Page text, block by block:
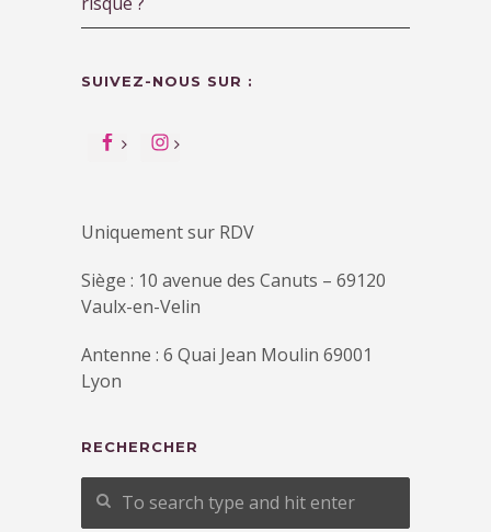
SUIVEZ-NOUS SUR :
Uniquement sur RDV
Siège : 10 avenue des Canuts – 69120
Vaulx-en-Velin
Antenne : 6 Quai Jean Moulin 69001
Lyon
RECHERCHER